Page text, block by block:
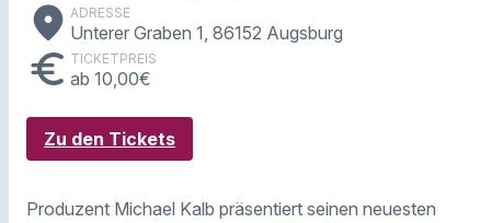
place ADRESSE
Unterer Graben 1, 86152 Augsburg
euro TICKETPREIS
ab 10,00€
Zu den Tickets
Produzent Michael Kalb präsentiert seinen neuesten